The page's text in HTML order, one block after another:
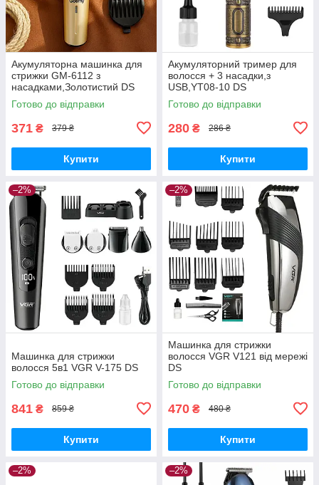
Акумуляторна машинка для
стрижки GM-6112 з
насадками,Золотистий DS
Готово до відправки
371 ₴ 379 ₴
Купити
Акумуляторний тример для
волосся + 3 насадки,з
USB,YT08-10 DS
Готово до відправки
280 ₴ 286 ₴
Купити
–2%
Машинка для стрижки
волосся 5в1 VGR V-175 DS
Готово до відправки
841 ₴ 859 ₴
Купити
–2%
Машинка для стрижки
волосся VGR V121 від мережі
DS
Готово до відправки
470 ₴ 480 ₴
Купити
–2% –2%